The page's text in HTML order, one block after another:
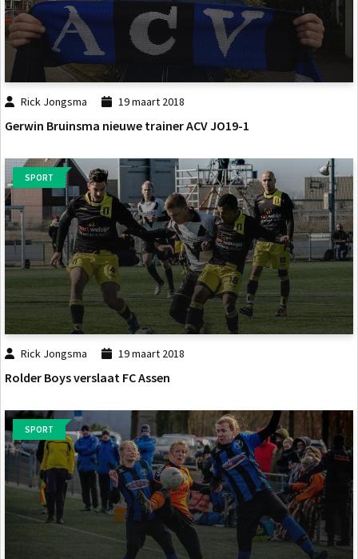
Rick Jongsma 19 maart 2018
Gerwin Bruinsma nieuwe trainer ACV JO19-1
SPORT
Rick Jongsma 19 maart 2018
Rolder Boys verslaat FC Assen
SPORT